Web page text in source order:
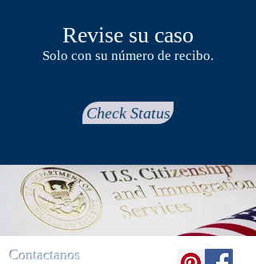
Revise su caso
Solo con su número de recibo.
Check Status
Contactanos